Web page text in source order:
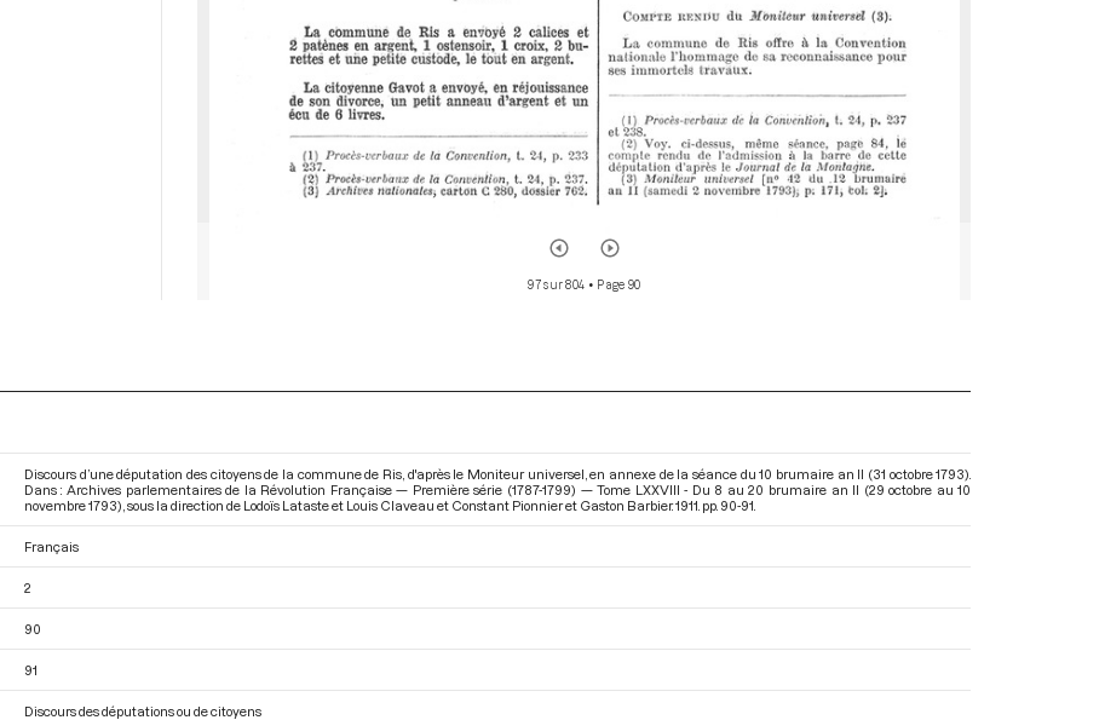
97 sur 804 • Page 90
Discours d’une députation des citoyens de la commune de Ris, d'après le Moniteur universel, en annexe de la séance du 10 brumaire an II (31 octobre 1793).
Dans : Archives parlementaires de la Révolution Française — Première série (1787-1799) — Tome LXXVIII - Du 8 au 20 brumaire an II (29 octobre au 10
novembre 1793) , sous la direction de Lodoïs Lataste et Louis Claveau et Constant Pionnier et Gaston Barbier. 1911. pp. 90-91.
Français
2
90
91
Discours des députations ou de citoyens